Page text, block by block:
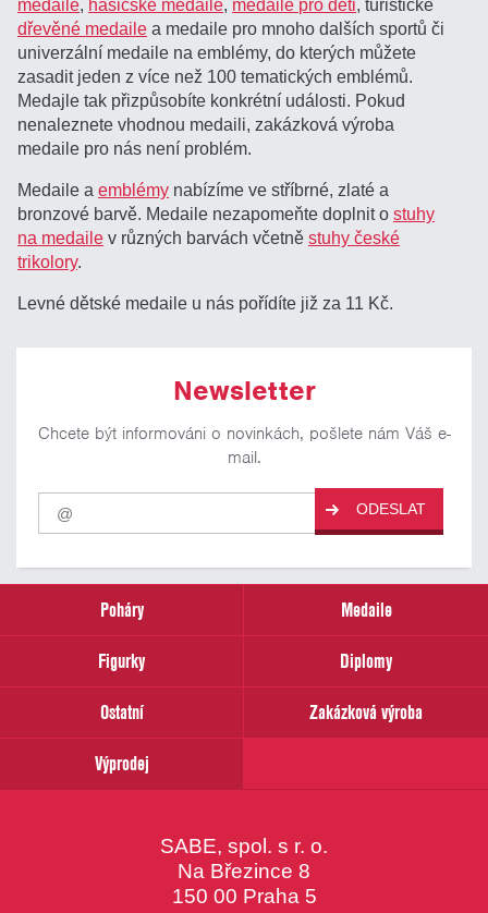
medaile, hasičské medaile, medaile pro děti, turistické
dřevěné medaile a medaile pro mnoho dalších sportů či
univerzální medaile na emblémy, do kterých můžete
zasadit jeden z více než 100 tematických emblémů.
Medajle tak přizpůsobíte konkrétní události. Pokud
nenaleznete vhodnou medaili, zakázková výroba
medaile pro nás není problém.
Medaile aemblémy nabízíme ve stříbrné, zlaté a
bronzové barvě. Medaile nezapomeňte doplnit ostuhy
na medaile v různých barvách včetněstuhy české
trikolory.
Levné dětské medaile u nás pořídíte již za 11 Kč.
Newsletter
Chcete být informováni o novinkách, pošlete nám Váš e-
mail.
Pro
odběr
našich
email
ODESLAT
Poháry
Medaile
Figurky
Diplomy
Ostatní
Zakázková výroba
Výprodej
SABE, spol. s r. o.
Na Březince 8
150 00 Praha 5